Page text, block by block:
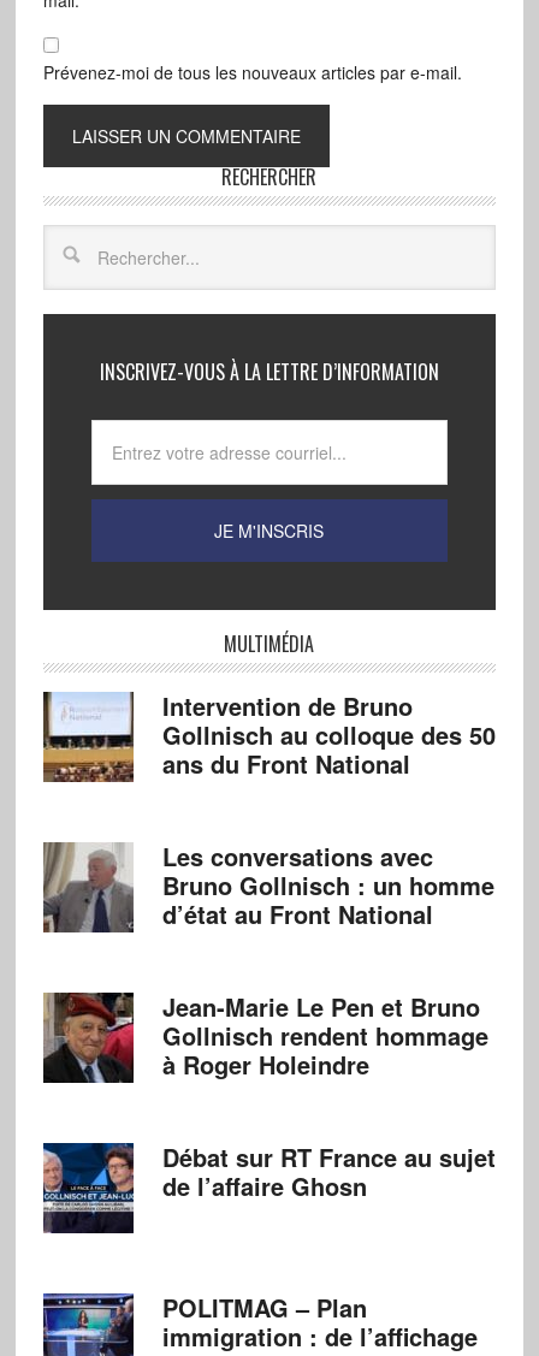
Prévenez-moi de tous les nouveaux articles par e-mail.
RECHERCHER
INSCRIVEZ-VOUS À LA LETTRE D’INFORMATION
MULTIMÉDIA
Intervention de Bruno
Gollnisch au colloque des 50
ans du Front National
Les conversations avec
Bruno Gollnisch : un homme
d’état au Front National
Jean-Marie Le Pen et Bruno
Gollnisch rendent hommage
à Roger Holeindre
Débat sur RT France au sujet
de l’affaire Ghosn
POLITMAG – Plan
immigration : de l’affichage